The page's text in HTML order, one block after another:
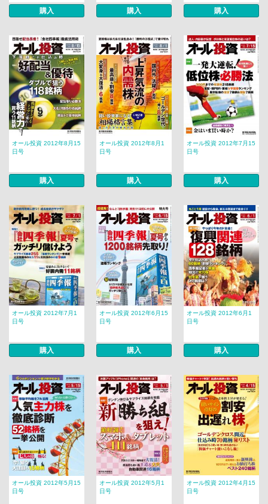
購入 購入 購入
オール投資 2012年8月15
日号
購入
オール投資 2012年8月1
日号
購入
オール投資 2012年7月15
日号
購入
オール投資 2012年7月1
日号
購入
オール投資 2012年6月15
日号
購入
オール投資 2012年6月1
日号
購入
オール投資 2012年5月15
日号
オール投資 2012年5月1
日号
オール投資 2012年4月15
日号